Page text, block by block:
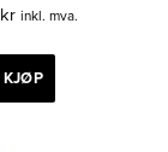
kr inkl. mva.
KJØP